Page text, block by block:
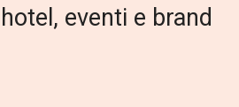
eventi e brand